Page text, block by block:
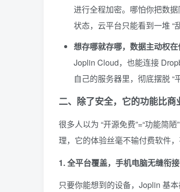
进行全程加密。哪怕你把数
状态，云平台只能看到一堆 “
想存哪就存哪，数据主动权
Joplin Cloud，也能连接
自己的服务器里，彻底摆脱 “
二、除了安全，它的功能比商
很多人以为 “开源免费”=“功能简
理，它的体验丝毫不输付费软件
1. 全平台覆盖，手机电脑无缝衔接
只要你能想到的设备，Joplin 基本